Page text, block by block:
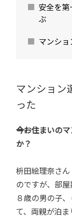
安全を
ぶ
マンシ
マンション
った
――今お住まいの
か？
枡田絵理奈さ
のですが、部
８歳の男の子
て、両親が泊